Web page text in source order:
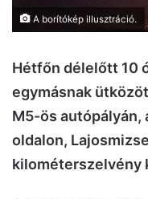
A borítókép illusztráció.
Hétfőn délelőtt 10
egymásnak
M5-ös autópályán,
oldalon,
kilométerszelvény